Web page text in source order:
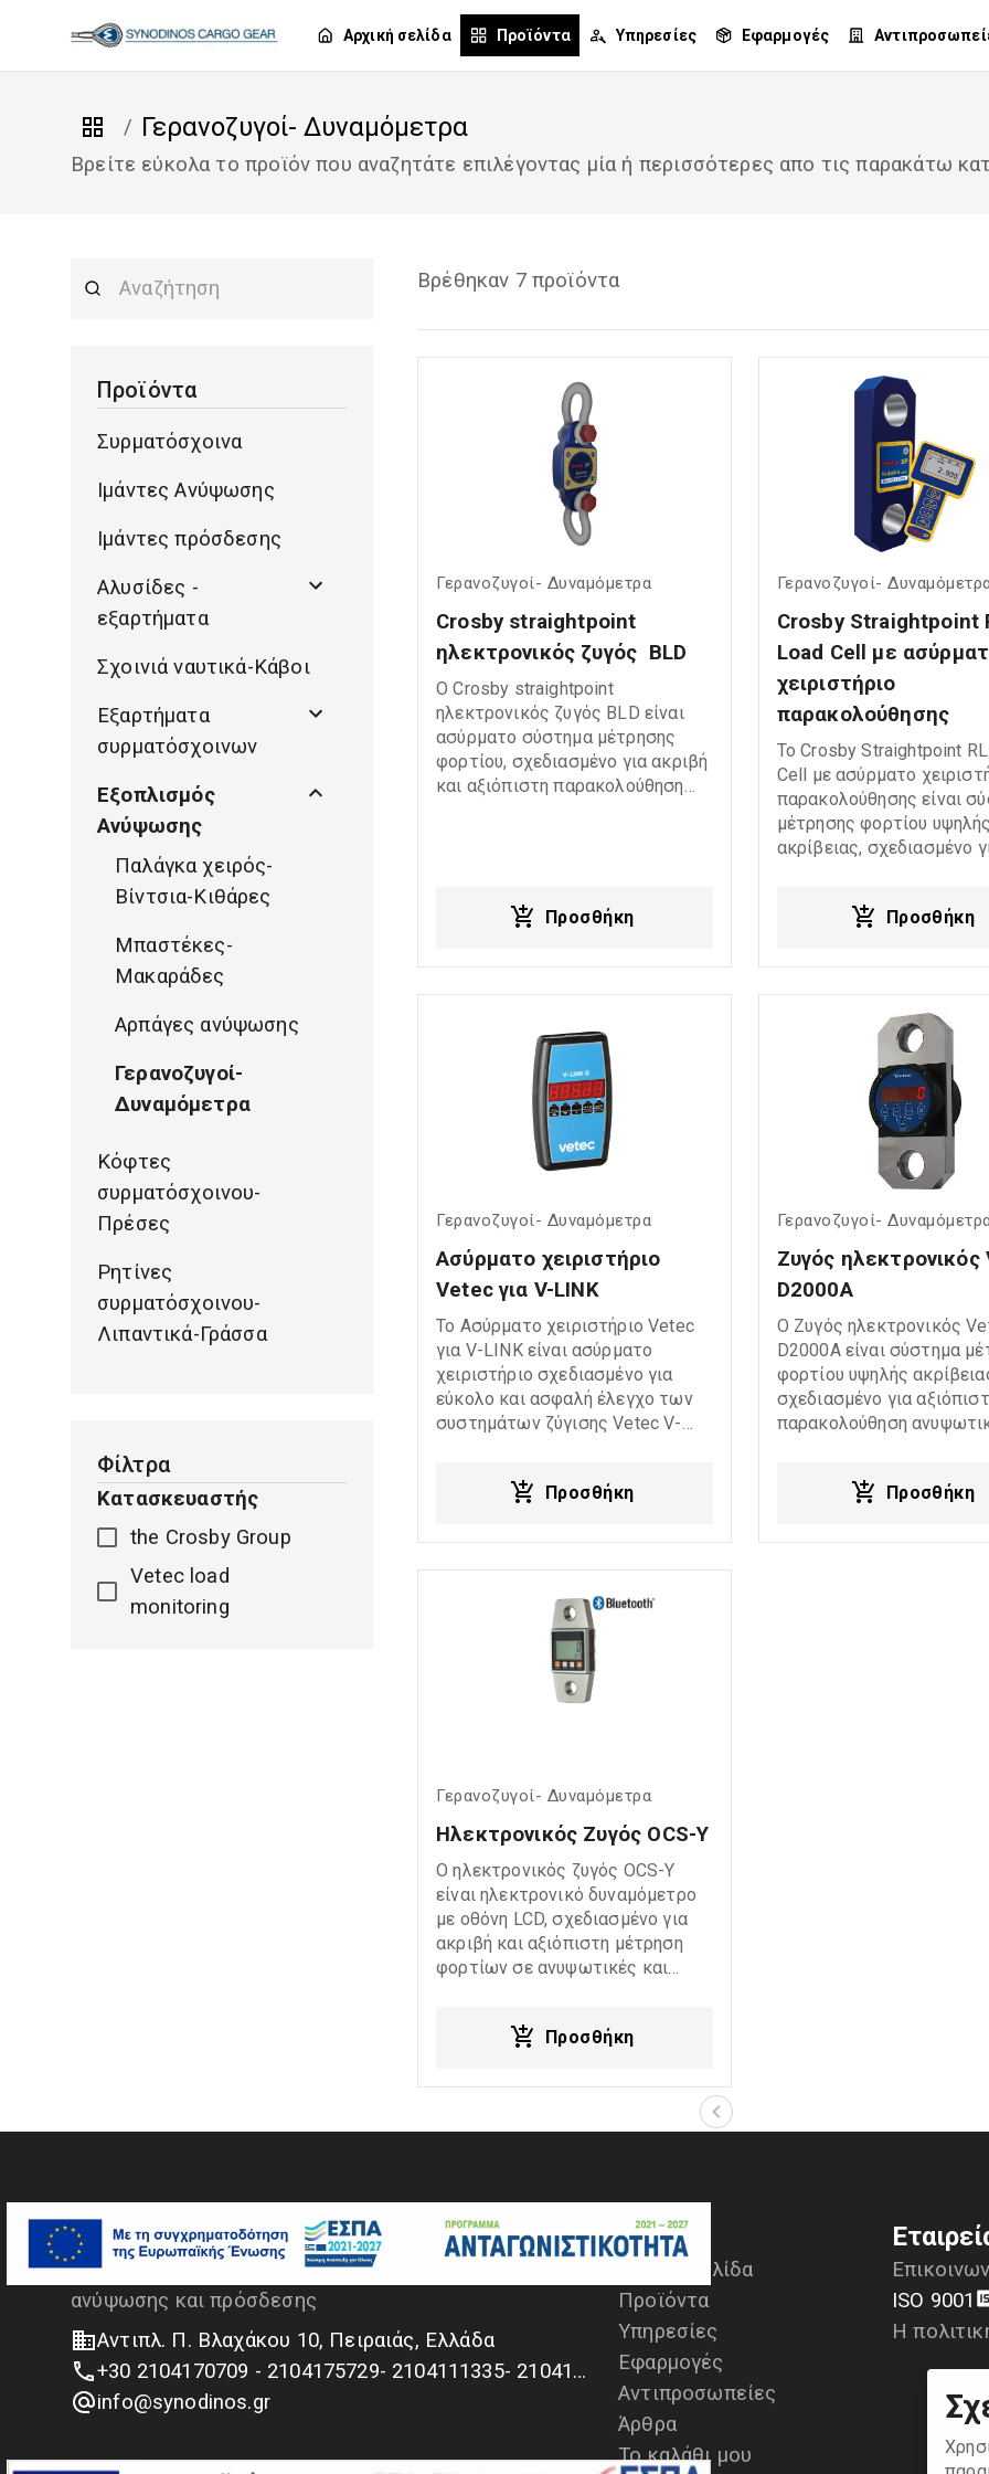
Αρχική σελίδα Προϊόντα Υπηρεσίες Εφαρμογές
/ Γερανοζυγοί- Δυναμόμετρα
Βρείτε εύκολα το προϊόν που αναζητάτε επιλέγοντας μία ή περισσότερες απο τις παρακάτω
Προϊόντα
Συρματόσχοινα
Ιμάντες Ανύψωσης
Iμάντες πρόσδεσης
Αλυσίδες -
εξαρτήματα
Σχοινιά ναυτικά-Κάβοι
Εξαρτήματα
συρματόσχοινων
Εξοπλισμός
Ανύψωσης
Παλάγκα χειρός-
Βίντσια-Κιθάρες
Μπαστέκες-
Μακαράδες
Αρπάγες ανύψωσης
Γερανοζυγοί-
Δυναμόμετρα
Κόφτες
συρματόσχοινου-
Πρέσες
Ρητίνες
συρματόσχοινου-
Λιπαντικά-Γράσσα
Φίλτρα
Κατασκευαστής
the Crosby Group
Vetec load
monitoring
Βρέθηκαν 7 προϊόντα
Γερανοζυγοί- Δυναμόμετρα
Crosby straightpoint
ηλεκτρονικός ζυγός  BLD
Ο Crosby straightpoint
ηλεκτρονικός ζυγός BLD είναι
ασύρματο σύστημα μέτρησης
φορτίου, σχεδιασμένο για ακριβή
και αξιόπιστη παρακολούθηση
κινητών συσκευών,
αποτελώντας ιδανική λύση για
Προσθήκη
Γερανοζυγοί-
Crosby Straightpoint
Load Cell με
χειριστήριο
παρακολούθησης
Το Crosby Straightpoint
Cell με ασύρματο
παρακολούθησης είναι
μέτρησης φορτίου υψηλής
ακρίβειας, σχεδιασμένο
επικοινωνία για εύκολη και
σε πραγματικό χρόνο,
προσφέροντας
ευκολία χρήσης σε
ναυτιλιακές και
κατασκευαστικές
Προσθήκη
Γερανοζυγοί- Δυναμόμετρα
Ασύρματο χειριστήριο
Vetec για V-LINK
Το Ασύρματο χειριστήριο Vetec
για V-LINK είναι ασύρματο
χειριστήριο σχεδιασμένο για
εύκολο και ασφαλή έλεγχο των
συστημάτων ζύγισης Vetec V-
φορτίων σε πραγματικό χρόνο,
ναυτιλιακές και ανυψωτικές
εφαρμογές.
Προσθήκη
Γερανοζυγοί-
Ζυγός ηλεκτρονικός
D2000A
Ο Ζυγός ηλεκτρονικός
D2000A είναι σύστημα
φορτίου υψηλής
σχεδιασμένο για
παρακολούθηση
εύκολη χρήση και ακριβείς
αποτελώντας ιδανική
Προσθήκη
Γερανοζυγοί- Δυναμόμετρα
Ηλεκτρονικός Ζυγός OCS-Y
Ο ηλεκτρονικός ζυγός OCS-Y
είναι ηλεκτρονικό δυναμόμετρο
με οθόνη LCD, σχεδιασμένο για
ακριβή και αξιόπιστη μέτρηση
φορτίων σε ανυψωτικές και
ανθεκτική κατασκευή και εύκολη
ναυτιλιακές, κατασκευαστικές
Προσθήκη
Κ. & Α. ΣΥΝΟΔΙΝΟΣ ΑΕ
Ναυτιλιακά είδη & Εξοπλισμός
ανύψωσης και πρόσδεσης
Αντιπλ. Π. Βλαχάκου 10, Πειραιάς, Ελλάδα
+30 2104170709 - 2104175729- 2104111335- 2104127501
info@synodinos.gr
Μενού
Αρχική σελίδα
Προϊόντα
Υπηρεσίες
Εφαρμογές
Αντιπροσωπείες
Άρθρα
Το καλάθι μου
ISO 9001
Η